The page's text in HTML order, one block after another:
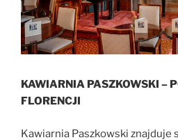
KAWIARNIA PASZKOWSKI –
FLORENCJI
Kawiarnia Paszkowski znajduje